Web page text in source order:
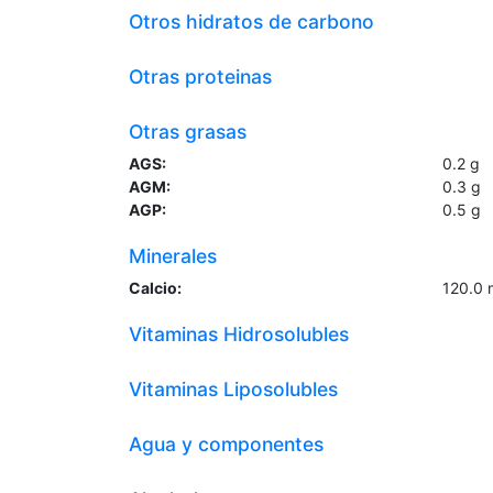
Otros hidratos de carbono
Otras proteinas
Otras grasas
AGS: 0.2 g
AGM:
0.3 g
AGP:
0.5 g
Minerales
Calcio: 120.0
Vitaminas Hidrosolubles
Vitaminas Liposolubles
Agua y componentes